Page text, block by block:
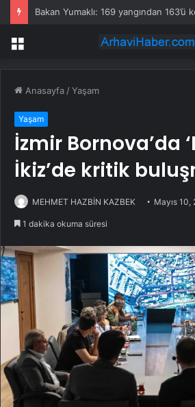
Bakan Yumaklı: 169 yangından 163’ü
Menü
Anasayfa /Yaşam
Yaşam
İzmir Bornova’da
İkiz’de kritik
MEHMET HAZBİN KAZBEK Mayıs 10,
1 dakika okuma süresi